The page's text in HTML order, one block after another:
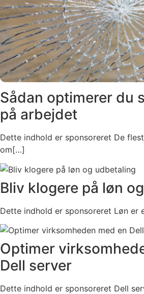
Sådan optimerer du
på arbejdet
Dette indhold er sponsoreret De
om[…]
Bliv klogere på løn
Dette indhold er sponsoreret Løn er
Optimer
Dell server
Dette indhold er sponsoreret Dell